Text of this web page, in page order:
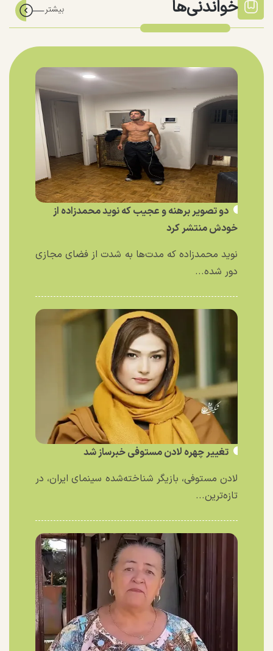
خواندنی‌ها
دو تصویر برهنه و عجیب که نوید محمدزاده از
خودش منتشر کرد
نوید محمدزاده که مدت‌ها به شدت از فضای مجازی
دور شده...
تغییر چهره لادن مستوفی خبرساز شد
لادن مستوفی، بازیگر شناخته‌شده سینمای ایران، در
تازه‌ترین...